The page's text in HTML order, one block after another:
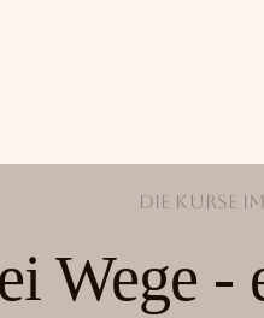
Die Kurse
Wege -